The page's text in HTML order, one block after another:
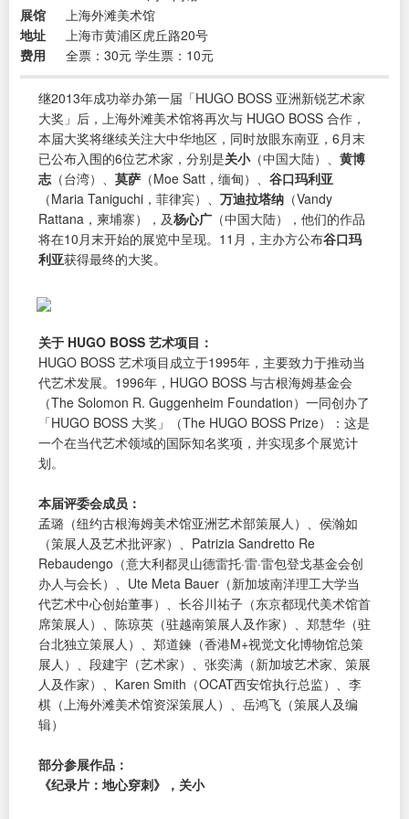
展馆
上海外滩美术馆
地址
上海市黄浦区虎丘路20号
费用
全票：30元 学生票：10元
继2013年成功举办第一届「HUGO BOSS 亚洲新锐艺术家
大奖」后，上海外滩美术馆将再次与 HUGO BOSS 合作，
本届大奖将继续关注大中华地区，同时放眼东南亚，6月末
已公布入围的6位艺术家，分别是关小（中国大陆）、 黄博
志（台湾）、 莫萨 （Moe Satt，缅甸）、 谷口玛利亚
（Maria Taniguchi，菲律宾）、 万迪拉塔纳 （Vandy
Rattana，柬埔寨），及杨心广 （中国大陆），他们的作品
将在10月末开始的展览中呈现。11月，主办方公布谷口玛
利亚获得最终的大奖。
关于 HUGO BOSS 艺术项目：
HUGO BOSS 艺术项目成立于1995年，主要致力于推动当
代艺术发展。1996年，HUGO BOSS 与古根海姆基金会
（The Solomon R. Guggenheim Foundation）一同创办了
「HUGO BOSS 大奖」（The HUGO BOSS Prize）：这是
一个在当代艺术领域的国际知名奖项，并实现多个展览计
划。
本届评委会成员：
孟璐（纽约古根海姆美术馆亚洲艺术部策展人）、侯瀚如
（策展人及艺术批评家）、Patrizia Sandretto Re
Rebaudengo（意大利都灵山德雷托·雷·雷包登戈基金会创
办人与会长）、Ute Meta Bauer（新加坡南洋理工大学当
代艺术中心创始董事）、长谷川祐子（东京都现代美术馆首
席策展人）、陈琼英（驻越南策展人及作家）、郑慧华（驻
台北独立策展人）、郑道鍊（香港M+视觉文化博物馆总策
展人）、段建宇（艺术家）、张奕满（新加坡艺术家、策展
人及作家）、Karen Smith（OCAT西安馆执行总监）、李
棋（上海外滩美术馆资深策展人）、岳鸿飞（策展人及编
辑）
部分参展作品：
《纪录片：地心穿刺》，关小